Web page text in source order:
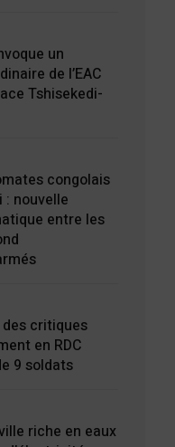
un
de l’EAC
Tshisekedi-
congolais
: nouvelle
entre les
critiques
en RDC
9 soldats
riche en eaux